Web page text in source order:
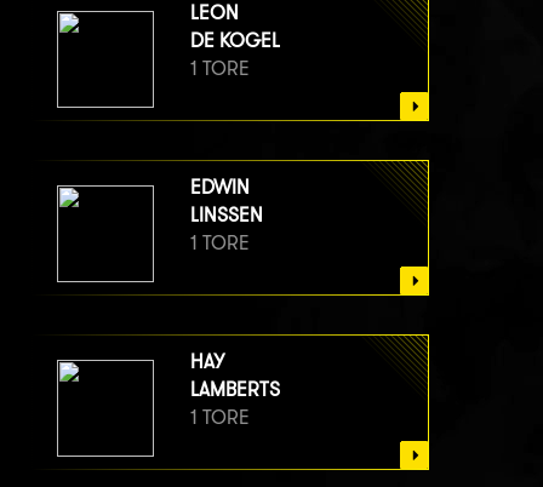
LEON
DE KOGEL
1 TORE
EDWIN
LINSSEN
1 TORE
HAY
LAMBERTS
1 TORE